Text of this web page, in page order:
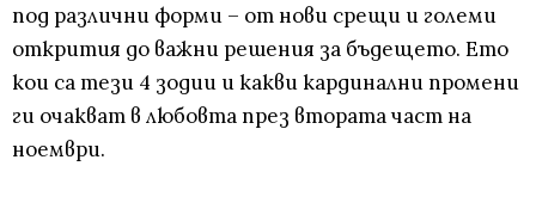
под различни форми – от нови срещи и големи
открития до важни решения за бъдещето. Ето
кои са тези 4 зодии и какви кардинални промени
ги очакват в любовта през втората част на
ноември.